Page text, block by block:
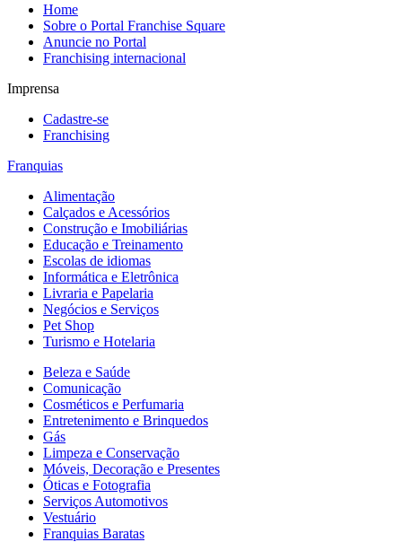
Home
Sobre o Portal Franchise Square
Anuncie no Portal
Franchising internacional
Imprensa
Cadastre-se
Franchising
Franquias
Alimentação
Calçados e Acessórios
Construção e Imobiliárias
Educação e Treinamento
Escolas de idiomas
Informática e Eletrônica
Livraria e Papelaria
Negócios e Serviços
Pet Shop
Turismo e Hotelaria
Beleza e Saúde
Comunicação
Cosméticos e Perfumaria
Entretenimento e Brinquedos
Gás
Limpeza e Conservação
Móveis, Decoração e Presentes
Óticas e Fotografia
Serviços Automotivos
Vestuário
Franquias Baratas